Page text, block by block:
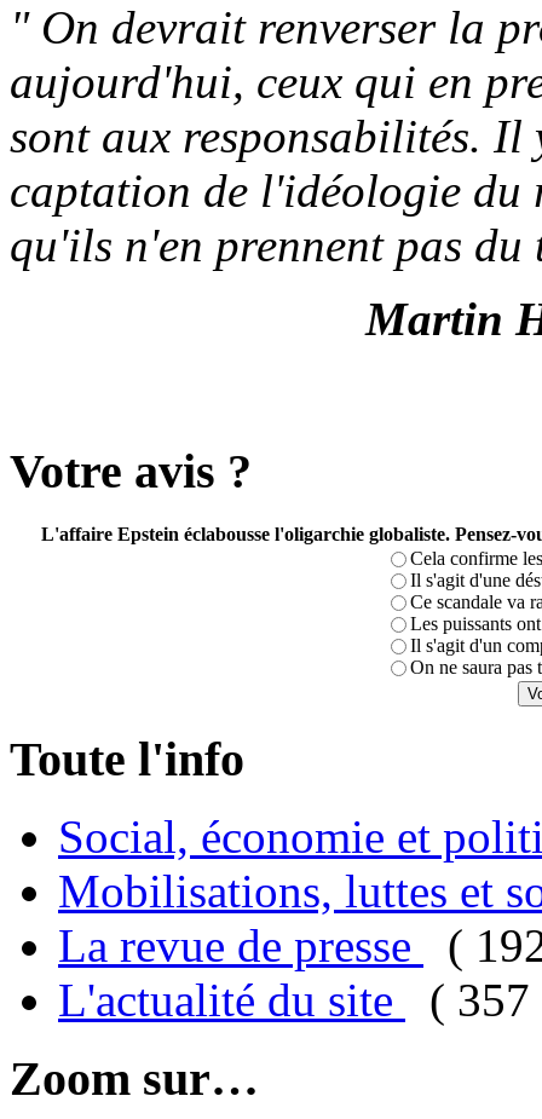
" On devrait renverser la
aujourd'hui, ceux qui en
sont aux responsabilités. Il
captation de l'idéologie du
qu'ils n'en prennent pas du
Martin
Votre avis ?
L'affaire Epstein éclabousse l'oligarchie globaliste. Pensez-
Cela confirme
Il s'agit d'une
Ce scandale va
Les puissants
Il s'agit d'un
On ne saura pas
Toute l'info
Social, économie et
Mobilisations, luttes et
La revue de presse
(
L'actualité du site
( 357
Zoom sur…